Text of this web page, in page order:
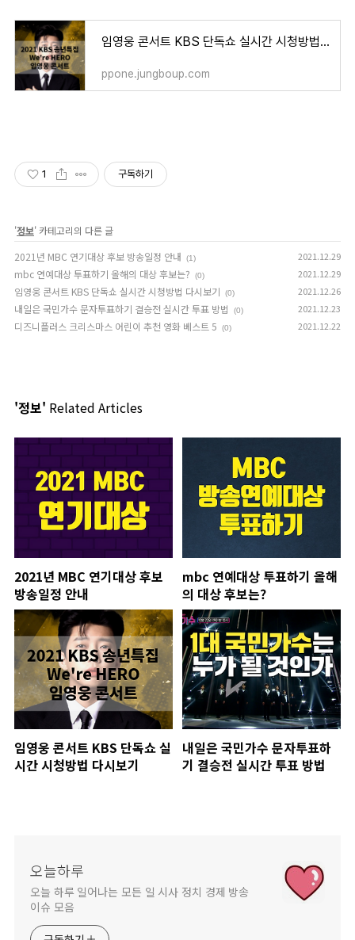
임영웅 콘서트 KBS 단독쇼 실시간 시청방법 다시보기
ppone.jungboup.com
1 구독하기
'정보' 카테고리의 다른 글
2021년 MBC 연기대상 후보 방송일정 안내
(1) 2021.12.29
mbc 연예대상 투표하기 올해의 대상 후보는? (0) 2021.12.29
임영웅 콘서트 KBS 단독쇼 실시간 시청방법 다시보기 (0) 2021.12.26
내일은 국민가수 문자투표하기 결승전 실시간 투표 방법 (0) 2021.12.23
디즈니플러스 크리스마스 어린이 추천 영화 베스트 5 (0) 2021.12.22
'정보' Related Articles
2021년 MBC 연기대상 후보
방송일정 안내
mbc 연예대상 투표하기 올해
의 대상 후보는?
임영웅 콘서트 KBS 단독쇼 실
시간 시청방법 다시보기
내일은 국민가수 문자투표하
기 결승전 실시간 투표 방법
오늘하루
오늘 하루 일어나는 모든 일 시사 정치 경제 방송
이슈 모음